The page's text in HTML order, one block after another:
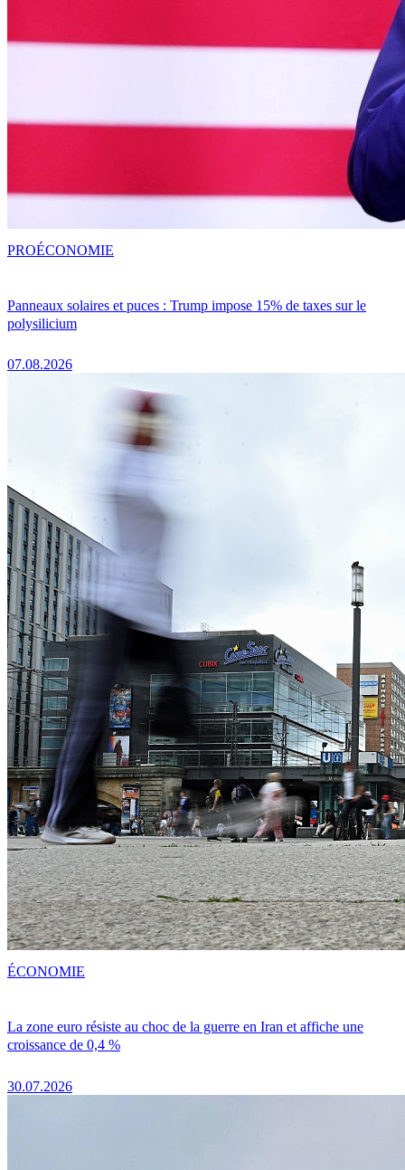
Panneaux solaires et puces : Trump impose 15% de taxes sur le
polysilicium
07.08.2026
PROÉCONOMIE
La zone euro résiste au choc de la guerre en Iran et affiche une
croissance de 0,4 %
30.07.2026
ÉCONOMIE